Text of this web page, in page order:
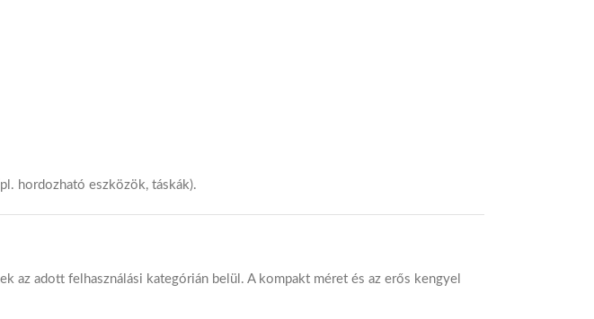
hordozható eszközök, táskák).
az adott felhasználási kategórián belül. A kompakt méret és az erős kengyel